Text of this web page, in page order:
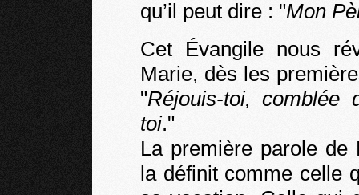
qu’il peut dire : "Mon
Cet Évangile nous
Marie, dès les
"Réjouis-toi, comblée
toi."
La première parole
la définit comme celle